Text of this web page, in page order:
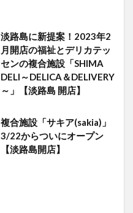
淡路島に新提案！2023年2
月開店の福祉とデリカテッ
センの複合施設「SHIMA
DELI～DELICA＆DELIVERY
～」【淡路島 開店】
複合施設「サキア(sakia)」
3/22からついにオープン
【淡路島開店】